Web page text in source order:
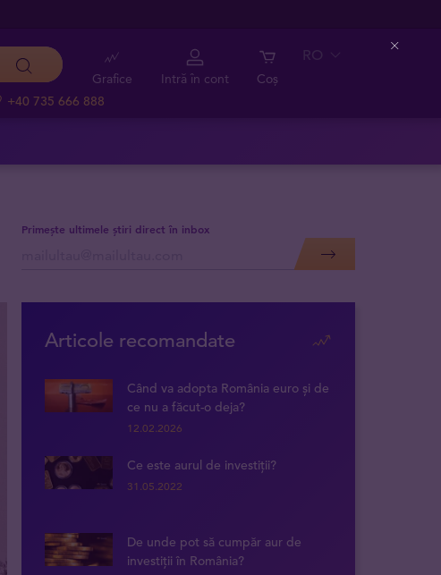
+40 735 666 888
Grafice Intră în cont Coș
RO
Primește ultimele știri direct în inbox
Articole recomandate
Când va adopta România euro și de
ce nu a făcut-o deja?
12.02.2026
Ce este aurul de investiții?
31.05.2022
De unde pot să cumpăr aur de
investiții în România?
Close